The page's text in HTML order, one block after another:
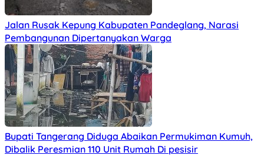
Jalan Rusak Kepung Kabupaten Pandeglang, Narasi
Pembangunan Dipertanyakan Warga
Bupati Tangerang Diduga Abaikan Permukiman Kumuh,
Dibalik Peresmian 110 Unit Rumah Di pesisir